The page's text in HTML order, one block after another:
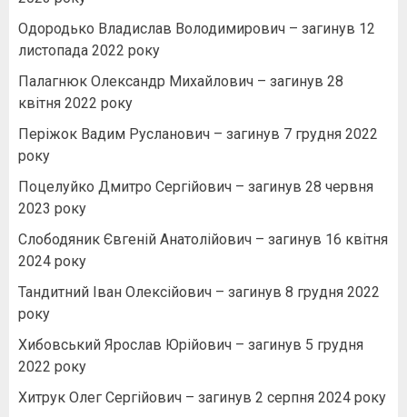
Одородько Владислав Володимирович – загинув 12
листопада 2022 року
Палагнюк Олександр Михайлович – загинув 28
квітня 2022 року
Періжок Вадим Русланович – загинув 7 грудня 2022
року
Поцелуйко Дмитро Сергійович – загинув 28 червня
2023 року
Слободяник Євгеній Анатолійович – загинув 16 квітня
2024 року
Тандитний Іван Олексійович – загинув 8 грудня 2022
року
Хибовський Ярослав Юрійович – загинув 5 грудня
2022 року
Хитрук Олег Сергійович – загинув 2 серпня 2024 року